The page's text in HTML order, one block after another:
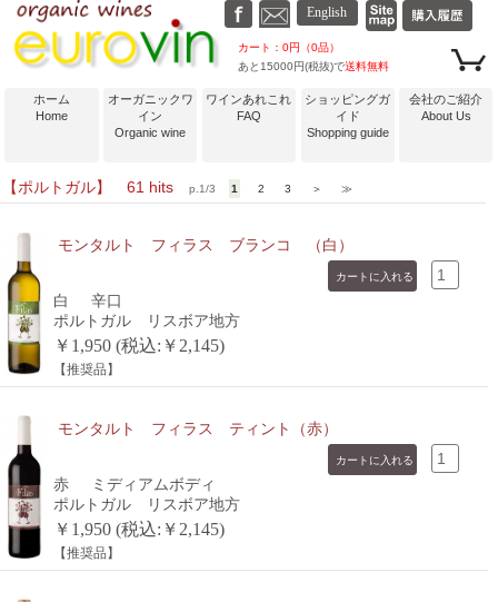
カート：0円（0品）
あと15000円(税抜)で送料無料
ホーム
Home
オーガニックワ
イン
Organic wine
ワインあれこれ
FAQ
ショッピングガ
イド
Shopping guide
会社のご紹介
About Us
【ポルトガル】 61 hitsp.1/3 1 2 3 ＞ ≫
モンタルト フィラス ブランコ （白）
白
辛口
ポルトガル リスボア地方
￥1,950 (税込:￥2,145)
【推奨品】
モンタルト フィラス ティント（赤）
赤
ミディアムボディ
ポルトガル リスボア地方
￥1,950 (税込:￥2,145)
【推奨品】